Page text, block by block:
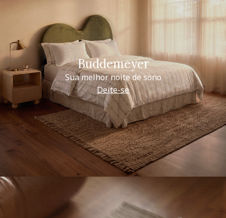
Buddemeyer
Sua melhor noite de sono
Deite-se